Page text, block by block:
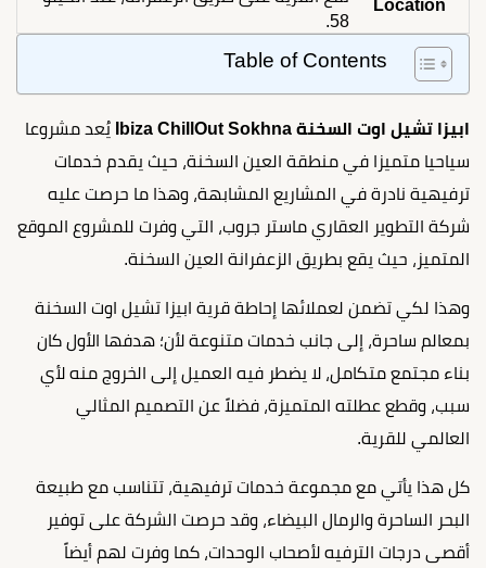
Location
58.
Table of Contents
ابيزا تشيل اوت السخنة Ibiza ChillOut Sokhna
يُعد مشروعا
سياحيا متميزا في منطقة العين السخنة، حيث يقدم خدمات
ترفيهية نادرة في المشاريع المشابهة، وهذا ما حرصت عليه
شركة التطوير العقاري ماستر جروب، التي وفرت للمشروع الموقع
المتميز، حيث يقع بطريق الزعفرانة العين السخنة.
وهذا لكي تضمن لعملائها إحاطة قرية ابيزا تشيل اوت السخنة
بمعالم ساحرة، إلى جانب خدمات متنوعة لأن؛ هدفها الأول كان
بناء مجتمع متكامل، لا يضطر فيه العميل إلى الخروج منه لأي
سبب، وقطع عطلته المتميزة، فضلاً عن التصميم المثالي
العالمي للقرية.
كل هذا يأتي مع مجموعة خدمات ترفيهية، تتناسب مع طبيعة
البحر الساحرة والرمال البيضاء، وقد حرصت الشركة على توفير
أقصى درجات الترفيه لأصحاب الوحدات، كما وفرت لهم أيضاً